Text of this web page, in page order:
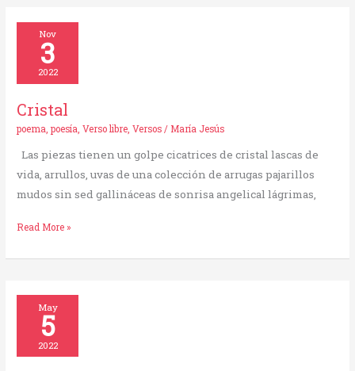
Nov
3
2022
Cristal
poema,poesía,Verso libre,Versos / María Jesús
Las piezas tienen un golpe cicatrices de cristal lascas de
vida, arrullos, uvas de una colección de arrugas pajarillos
mudos sin sed gallináceas de sonrisa angelical lágrimas,
Cristal
Read More »
May
5
2022
Vuelo